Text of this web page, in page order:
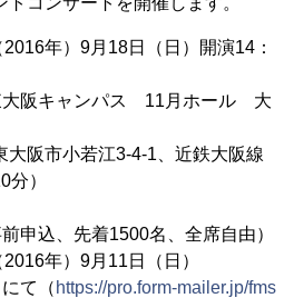
年）9月18日（日）開演14：
阪キャンパス 11月ホール 大
若江3-4-1、近鉄大阪線
分）
申込、先着1500名、全席自由）
年）9月11日（日）
て（ https://pro.form-mailer.jp/fms